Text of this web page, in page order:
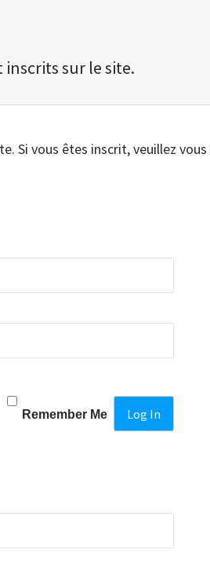
inscrits sur le site.
Si vous êtes inscrit, veuillez
Remember Me